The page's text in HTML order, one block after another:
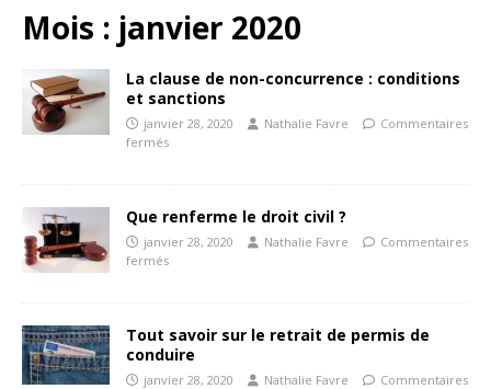
Mois : janvier 2020
La clause de non-concurrence : conditions
et sanctions
janvier 28, 2020 Nathalie Favre
Commentaires
fermés
Que renferme le droit civil ?
janvier 28, 2020 Nathalie Favre
Commentaires
fermés
Tout savoir sur le retrait de permis de
conduire
janvier 28, 2020 Nathalie Favre
Commentaires